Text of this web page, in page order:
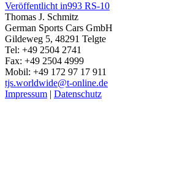
Veröffentlicht in993 RS-10
Thomas J. Schmitz
German Sports Cars GmbH
Gildeweg 5, 48291 Telgte
Tel: +49 2504 2741
Fax: +49 2504 4999
Mobil: +49 172 97 17 911
tjs.worldwide@t-online.de
Impressum | Datenschutz